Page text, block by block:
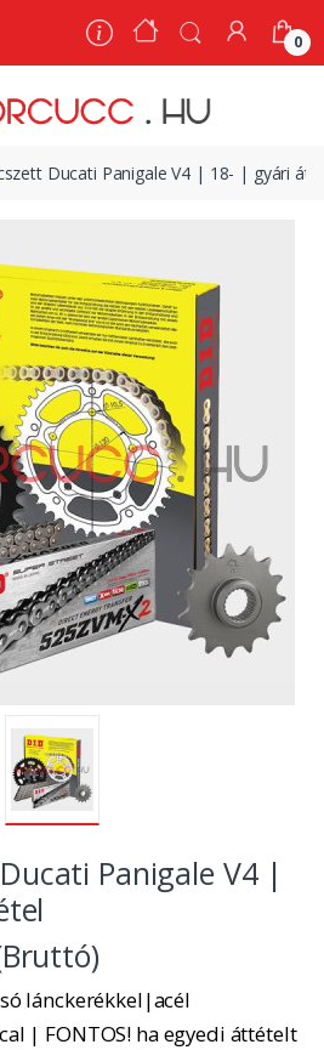
0
Ducati Panigale V4 | 18- | gyári
Panigale V4 |
lánckerékkel|acél
| FONTOS! ha egyedi áttételt
0